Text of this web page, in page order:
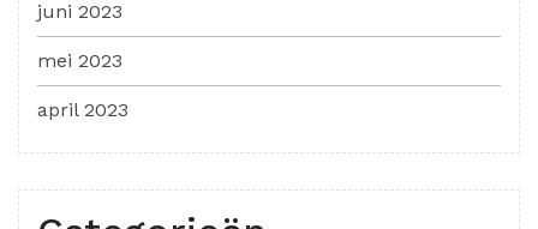
juni 2023
mei 2023
april 2023